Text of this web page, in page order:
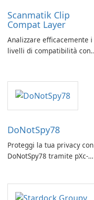
Scanmatik Clip
Compat Layer
Analizzare efficacemente i
livelli di compatibilità con
DoNotSpy78
Proteggi la tua privacy con
DoNotSpy78 tramite pXc-